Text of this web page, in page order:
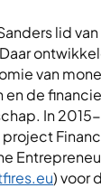
lid
van
en de
In
) voor